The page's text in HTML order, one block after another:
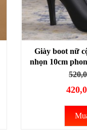
Giày boot nữ
nhọn 10cm
SEXY